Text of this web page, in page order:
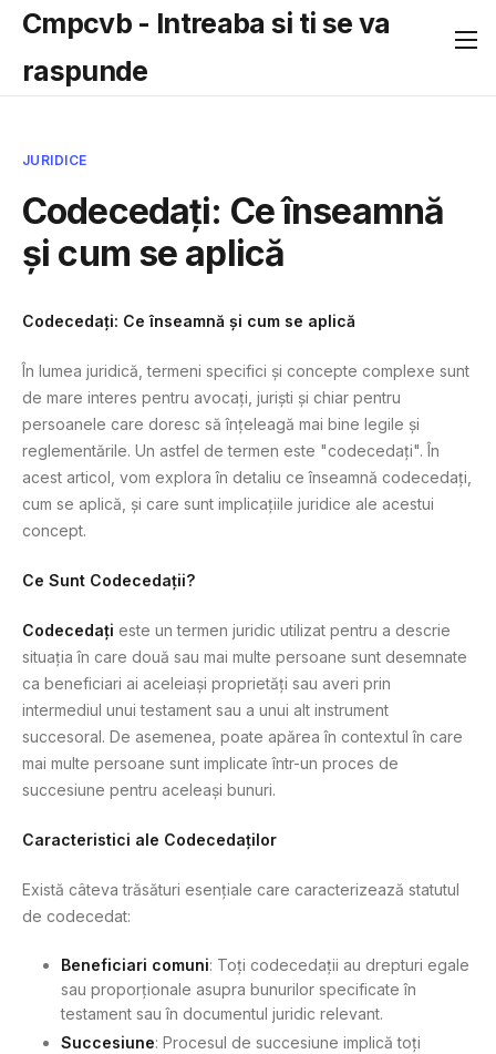
Cmpcvb - Intreaba si ti se va
raspunde
JURIDICE
Codecedați: Ce înseamnă
și cum se aplică
Codecedați: Ce înseamnă și cum se aplică
În lumea juridică, termeni specifici și concepte complexe sunt
de mare interes pentru avocați, juriști și chiar pentru
persoanele care doresc să înțeleagă mai bine legile și
reglementările. Un astfel de termen este "codecedați". În
acest articol, vom explora în detaliu ce înseamnă codecedați,
cum se aplică, și care sunt implicațiile juridice ale acestui
concept.
Ce Sunt Codecedații?
Codecedați este un termen juridic utilizat pentru a descrie
situația în care două sau mai multe persoane sunt desemnate
ca beneficiari ai aceleiași proprietăți sau averi prin
intermediul unui testament sau a unui alt instrument
succesoral. De asemenea, poate apărea în contextul în care
mai multe persoane sunt implicate într-un proces de
succesiune pentru aceleași bunuri.
Caracteristici ale Codecedaților
Există câteva trăsături esențiale care caracterizează statutul
de codecedat:
Beneficiari comuni: Toți codecedații au drepturi egale
sau proporționale asupra bunurilor specificate în
testament sau în documentul juridic relevant.
Succesiune: Procesul de succesiune implică toți